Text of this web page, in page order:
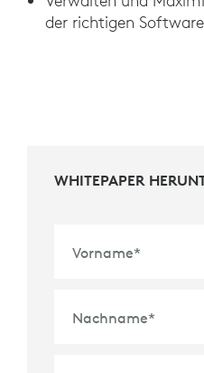
der richtigen Software
WHITEPAPER
Vorname*
Nachname*